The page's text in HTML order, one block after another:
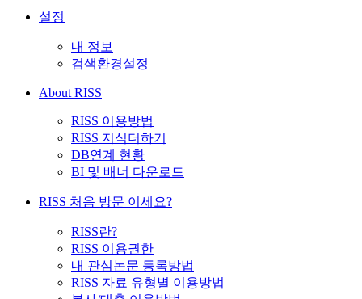
설정
내 정보
검색환경설정
About RISS
RISS 이용방법
RISS 지식더하기
DB연계 현황
BI 및 배너 다운로드
RISS 처음 방문 이세요?
RISS란?
RISS 이용권한
내 관심논문 등록방법
RISS 자료 유형별 이용방법